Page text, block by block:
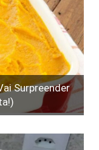
Surpreender